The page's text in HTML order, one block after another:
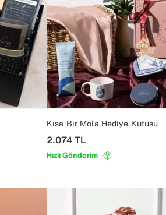
Kısa Bir Mola Hediye Kutusu
2.074TL
Hızlı Gönderim